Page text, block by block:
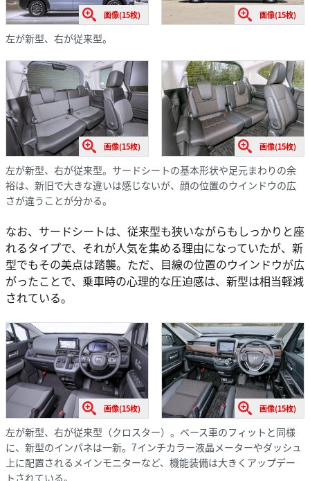
画像(15枚) 画像(15枚)
左が新型、右が従来型。
画像(15枚) 画像(15枚)
左が新型、右が従来型。サードシートの基本形状や足元まわりの余
裕は、新旧で大きな違いは感じないが、顔の位置のウインドウの広
さが違うことが分かる。
なお、サードシートは、従来型も狭いながらもしっかりと座
れるタイプで、それが人気を集める理由になっていたが、新
型でもその美点は踏襲。ただ、目線の位置のウインドウが広
がったことで、乗車時の心理的な圧迫感は、新型は相当軽減
されている。
画像(15枚) 画像(15枚)
左が新型、右が従来型（クロスター）。ベース車のフィットと同様
に、新型のインパネは一新。7インチカラー液晶メーターやダッシュ
上に配置されるメインモニターなど、機能装備は大きくアップデー
トされている。